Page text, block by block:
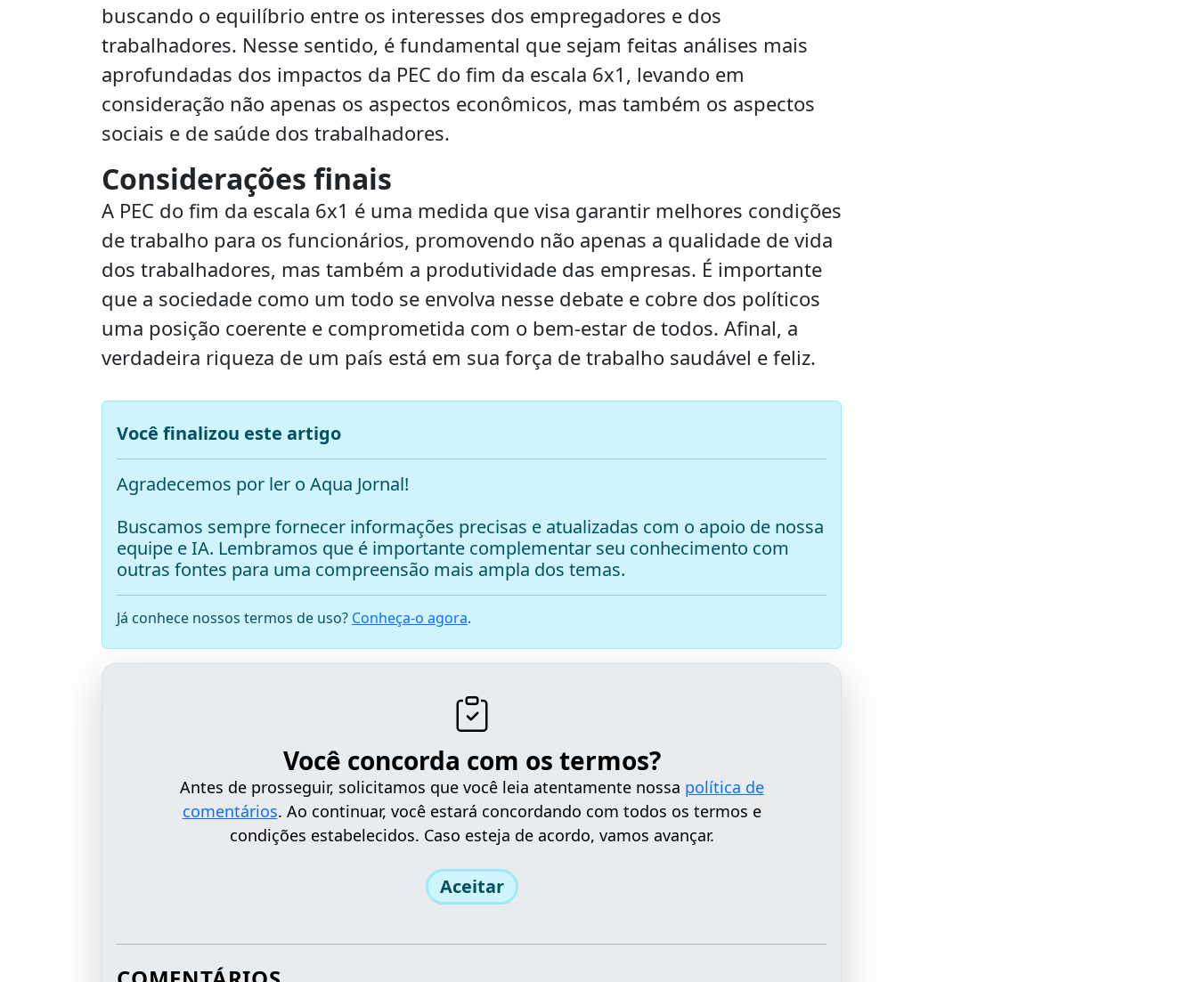
buscando o equilíbrio entre os interesses dos empregadores e dos
trabalhadores. Nesse sentido, é fundamental que sejam feitas análises mais
aprofundadas dos impactos da PEC do fim da escala 6x1, levando em
consideração não apenas os aspectos econômicos, mas também os aspectos
sociais e de saúde dos trabalhadores.
Considerações finais
A PEC do fim da escala 6x1 é uma medida que visa garantir melhores condições
de trabalho para os funcionários, promovendo não apenas a qualidade de vida
dos trabalhadores, mas também a produtividade das empresas. É importante
que a sociedade como um todo se envolva nesse debate e cobre dos políticos
uma posição coerente e comprometida com o bem-estar de todos. Afinal, a
verdadeira riqueza de um país está em sua força de trabalho saudável e feliz.
Você finalizou este artigo
Agradecemos por ler o Aqua Jornal!
Buscamos sempre fornecer informações precisas e atualizadas com o apoio de nossa
equipe e IA. Lembramos que é importante complementar seu conhecimento com
outras fontes para uma compreensão mais ampla dos temas.
Já conhece nossos termos de uso? Conheça-o agora.
Você concorda com os termos?
Antes de prosseguir, solicitamos que você leia atentamente nossa política de
comentários. Ao continuar, você estará concordando com todos os termos e
condições estabelecidos. Caso esteja de acordo, vamos avançar.
Aceitar